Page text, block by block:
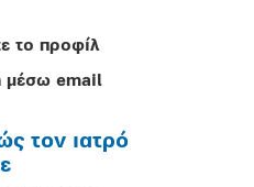
το προφίλ
μέσω email
τον ιατρό